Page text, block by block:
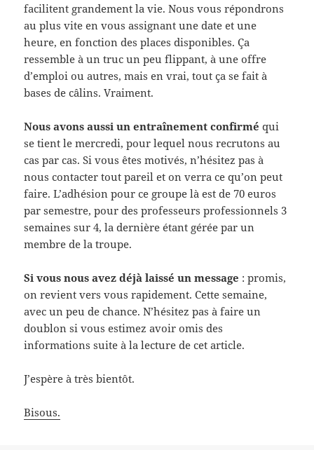
facilitent grandement la vie. Nous vous répondrons
au plus vite en vous assignant une date et une
heure, en fonction des places disponibles. Ça
ressemble à un truc un peu flippant, à une offre
d’emploi ou autres, mais en vrai, tout ça se fait à
bases de câlins. Vraiment.
Nous avons aussi un entraînement confirmé qui
se tient le mercredi, pour lequel nous recrutons au
cas par cas. Si vous êtes motivés, n’hésitez pas à
nous contacter tout pareil et on verra ce qu’on peut
faire. L’adhésion pour ce groupe là est de 70 euros
par semestre, pour des professeurs professionnels 3
semaines sur 4, la dernière étant gérée par un
membre de la troupe.
Si vous nous avez déjà laissé un message : promis,
on revient vers vous rapidement. Cette semaine,
avec un peu de chance. N’hésitez pas à faire un
doublon si vous estimez avoir omis des
informations suite à la lecture de cet article.
J’espère à très bientôt.
Bisous.